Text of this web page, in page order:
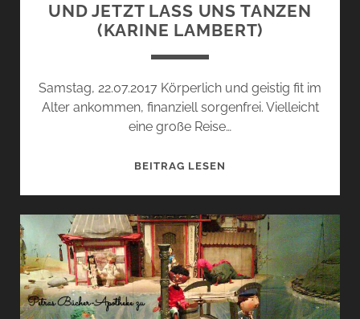
UND JETZT LASS UNS TANZEN
(KARINE LAMBERT)
Samstag, 22.07.2017 Körperlich und geistig fit im
Alter ankommen, finanziell sorgenfrei. Vielleicht
eine große Reise…
BEITRAG LESEN
UNS
TANZEN
(KARINE
LAMBERT)